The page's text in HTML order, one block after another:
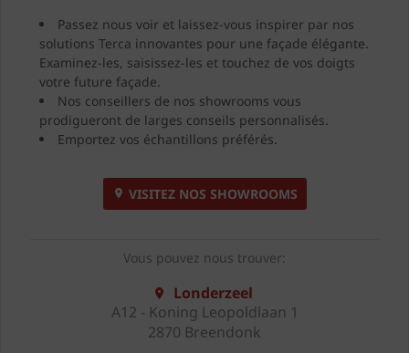
Passez nous voir et laissez-vous inspirer par nos
solutions Terca innovantes pour une façade élégante.
Examinez-les, saisissez-les et touchez de vos doigts
votre future façade.
Nos conseillers de nos showrooms vous
prodigueront de larges conseils personnalisés.
Emportez vos échantillons préférés.
VISITEZ NOS SHOWROOMS
Vous pouvez nous trouver:
Londerzeel
A12 - Koning Leopoldlaan 1
2870 Breendonk